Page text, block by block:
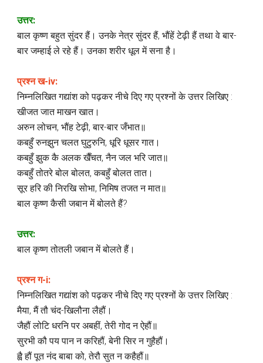
उत्तर:
बाल कृष्ण बहुत सुंदर हैं। उनके नेत्र सुंदर हैं, भौंहें टेढ़ी हैं तथा वे बार-
बार जम्हाई ले रहे हैं। उनका शरीर धूल में सना है।
प्रश्न ख-iv:
निम्नलिखित गद्यांश को पढ़कर नीचे दिए गए प्रश्नों के उत्तर लिखिए :
खीजत जात माखन खात।
अरुन लोचन, भौंह टेढ़ी, बार-बार जँभात॥
कबहुँ रुनझुन चलत घुटुरुनि, धूरि धूसर गात।
कबहुँ झुक कै अलक खैँचत, नैन जल भरि जात॥
कबहुँ तोतरे बोल बोलत, कबहुँ बोलत तात।
सूर हरि की निरखि सोभा, निमिष तजत न मात॥
बाल कृष्ण कैसी जबान में बोलते हैं?
उत्तर:
बाल कृष्ण तोतली जबान में बोलते हैं।
प्रश्न ग-i:
निम्नलिखित गद्यांश को पढ़कर नीचे दिए गए प्रश्नों के उत्तर लिखिए :
मैया, मैं तौ चंद-खिलौना लैहौं।
जैहौं लोटि धरनि पर अबहीं, तेरी गोद न ऐहौं॥
सुरभी कौ पय पान न करिहौं, बेनी सिर न गुहैहौं।
ह्वै हौं पूत नंद बाबा को, तेरौ सुत न कहैहौं॥